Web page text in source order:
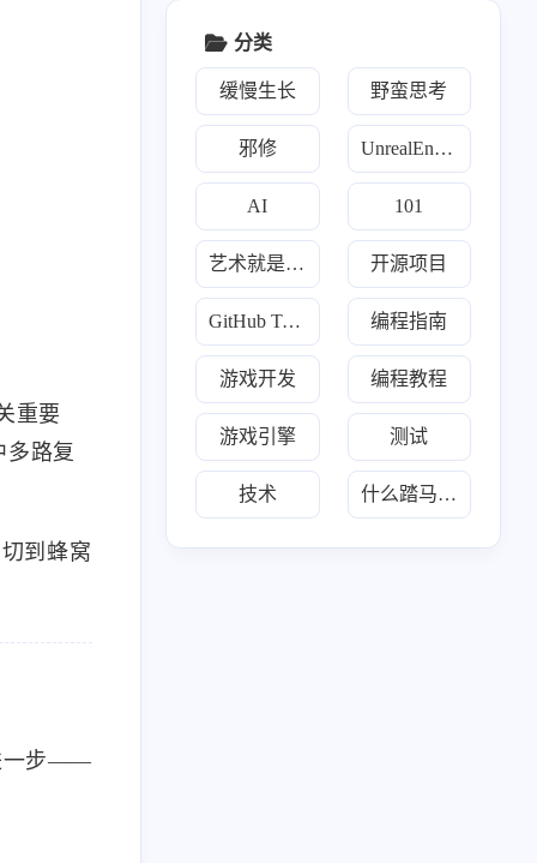
每日推荐 游戏开发2
Javascript Llm Python
7 散修联盟
幻术1 Trading2 Trending
20
重要
路复
到蜂窝
一步——
分类
缓慢生长 野蛮思考
邪修 UnrealEngine
AI 101
艺术就是爆炸 开源项目
GitHub Trending 编程指南
游戏开发 编程教程
游戏引擎 测试
技术 什么踏马的叫惊喜